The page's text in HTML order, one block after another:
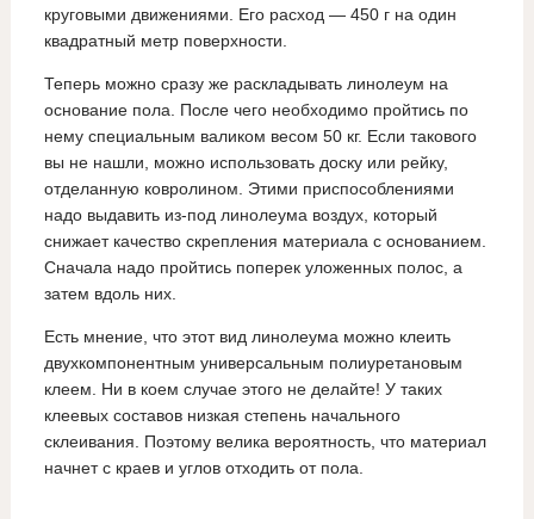
круговыми движениями. Его расход — 450 г на один
квадратный метр поверхности.
Теперь можно сразу же раскладывать линолеум на
основание пола. После чего необходимо пройтись по
нему специальным валиком весом 50 кг. Если такового
вы не нашли, можно использовать доску или рейку,
отделанную ковролином. Этими приспособлениями
надо выдавить из-под линолеума воздух, который
снижает качество скрепления материала с основанием.
Сначала надо пройтись поперек уложенных полос, а
затем вдоль них.
Есть мнение, что этот вид линолеума можно клеить
двухкомпонентным универсальным полиуретановым
клеем. Ни в коем случае этого не делайте! У таких
клеевых составов низкая степень начального
склеивания. Поэтому велика вероятность, что материал
начнет с краев и углов отходить от пола.